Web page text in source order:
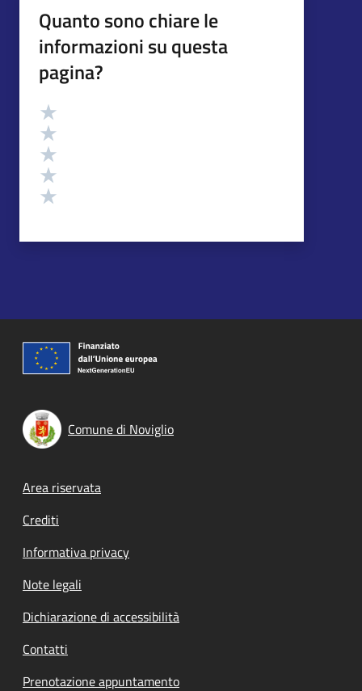
Quanto sono chiare le
informazioni su questa
pagina?
Valutazione
Comune di Noviglio
Footer menu
Area riservata
Crediti
Informativa privacy
Note legali
Dichiarazione di accessibilità
Contatti
Prenotazione appuntamento